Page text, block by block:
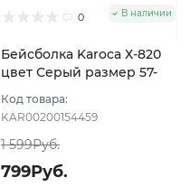
0 В наличии
Бейсболка Karoca Х-820
цвет Серый размер 57-
Код товара:
KAR00200154459
1 599Руб.
799Руб.